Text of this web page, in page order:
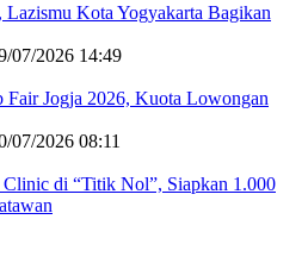
Kota Yogyakarta Bagikan
07/2026 14:49
Fair Jogja 2026, Kuota Lowongan
07/2026 08:11
di “Titik Nol”, Siapkan 1.000